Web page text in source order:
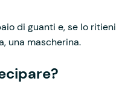
di guanti e, se lo ritieni
una mascherina.